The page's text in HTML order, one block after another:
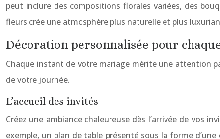
peut inclure des compositions florales variées, des
fleurs crée une atmosphère plus naturelle et plus
Décoration personnalisée pour
Chaque instant de votre mariage mérite une attention
de votre journée.
L’accueil des invités
Créez une ambiance chaleureuse dès l’arrivée de vos
exemple, un plan de table présenté sous la forme